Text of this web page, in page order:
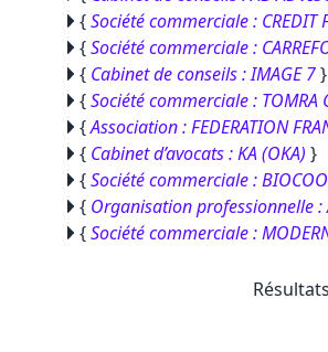
{Société commerciale : CREDIT
{Société commerciale :
{ Cabinet de conseils : IMAGE 7}
{Société commerciale : TOMRA
{Association : FEDERATION
{ Cabinet d’avocats : KA (OKA) }
{Société commerciale :
{ Organisation professionnelle :
{Société commerciale :
Résultats